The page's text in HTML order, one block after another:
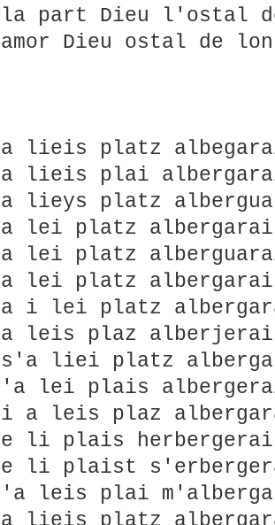
la part Dieu l'ostal
Dieu ostal de
lieis platz
lieis plai
lieys platz
lei platz albergarai
lei platz
lei platz albergarai
i lei platz
leis plaz alberjerai
s'a liei platz
lei plais
a leis plaz
li plais herbergerai
li plaist
leis plai